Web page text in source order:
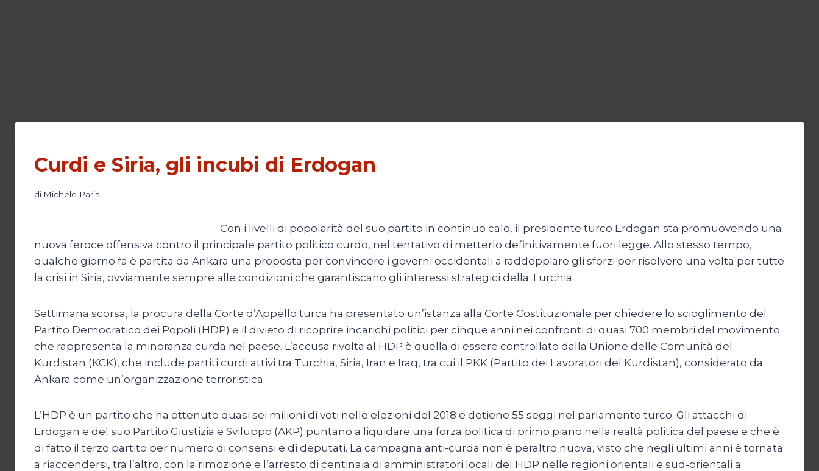
Curdi e Siria, gli incubi di Erdogan
di Michele Paris
Con i livelli di popolarità del suo partito in continuo calo, il presidente turco Erdogan sta promuovendo una
nuova feroce offensiva contro il principale partito politico curdo, nel tentativo di metterlo definitivamente fuori legge. Allo stesso tempo,
qualche giorno fa è partita da Ankara una proposta per convincere i governi occidentali a raddoppiare gli sforzi per risolvere una volta per tutte
la crisi in Siria, ovviamente sempre alle condizioni che garantiscano gli interessi strategici della Turchia.
Settimana scorsa, la procura della Corte d’Appello turca ha presentato un’istanza alla Corte Costituzionale per chiedere lo scioglimento del
Partito Democratico dei Popoli (HDP) e il divieto di ricoprire incarichi politici per cinque anni nei confronti di quasi 700 membri del movimento
che rappresenta la minoranza curda nel paese. L’accusa rivolta al HDP è quella di essere controllato dalla Unione delle Comunità del
Kurdistan (KCK), che include partiti curdi attivi tra Turchia, Siria, Iran e Iraq, tra cui il PKK (Partito dei Lavoratori del Kurdistan), considerato da
Ankara come un’organizzazione terroristica.
L’HDP è un partito che ha ottenuto quasi sei milioni di voti nelle elezioni del 2018 e detiene 55 seggi nel parlamento turco. Gli attacchi di
Erdogan e del suo Partito Giustizia e Sviluppo (AKP) puntano a liquidare una forza politica di primo piano nella realtà politica del paese e che è
di fatto il terzo partito per numero di consensi e di deputati. La campagna anti-curda non è peraltro nuova, visto che negli ultimi anni è tornata
a riaccendersi, tra l’altro, con la rimozione e l’arresto di centinaia di amministratori locali del HDP nelle regioni orientali e sud-orientali a